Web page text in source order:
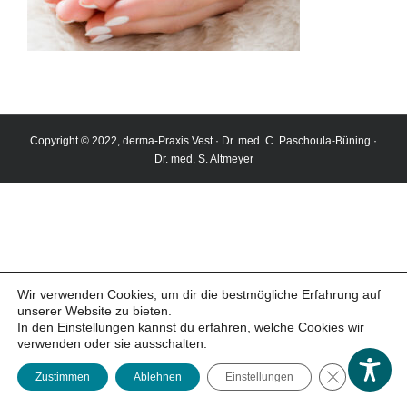
Copyright © 2022, derma-Praxis Vest · Dr. med. C. Paschoula-Büning ·
Dr. med. S. Altmeyer
Wir verwenden Cookies, um dir die bestmögliche Erfahrung auf
unserer Website zu bieten.
In den Einstellungen kannst du erfahren, welche Cookies wir
verwenden oder sie ausschalten.
Zustimmen Ablehnen Einstellungen GDPR